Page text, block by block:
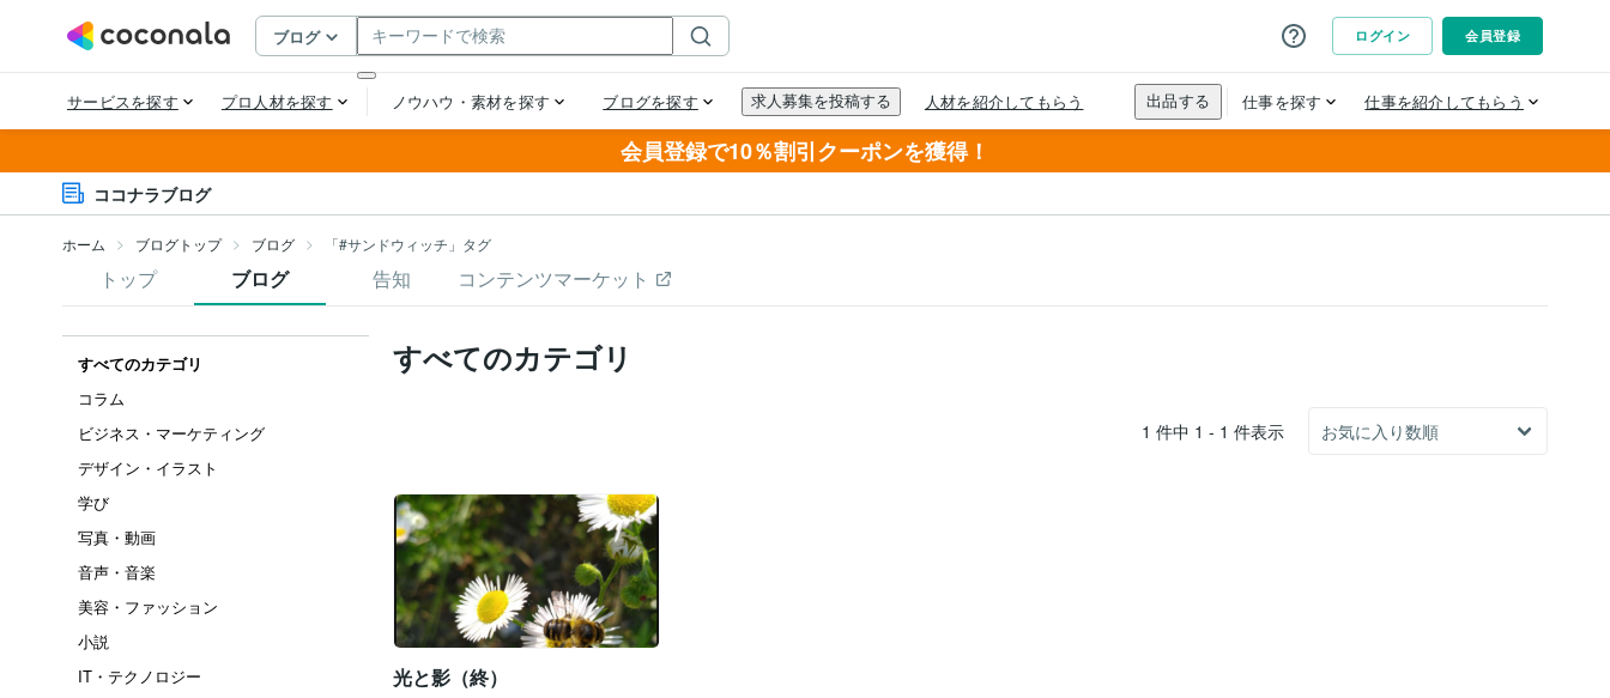
会員登録で10％割引クーポンを獲得！
ココナラブログ
ホーム ブログトップ ブログ 「#サンドウィッチ」タグ
トップ ブログ 告知 コンテンツマーケット
すべてのカテゴリ
コラム
ビジネス・マーケティング
デザイン・イラスト
学び
写真・動画
音声・音楽
美容・ファッション
小説
IT・テクノロジー
すべてのカテゴリ
1 件中 1 - 1 件表示
光と影（終）